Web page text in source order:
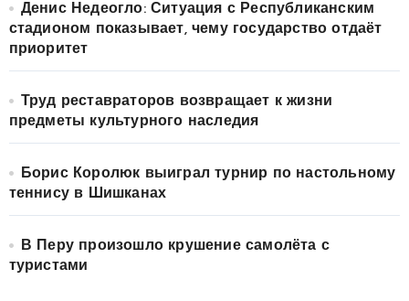
Денис Недеогло: Ситуация с Республиканским
стадионом показывает, чему государство отдаёт
приоритет
Труд реставраторов возвращает к жизни
предметы культурного наследия
Борис Королюк выиграл турнир по настольному
теннису в Шишканах
В Перу произошло крушение самолёта с
туристами